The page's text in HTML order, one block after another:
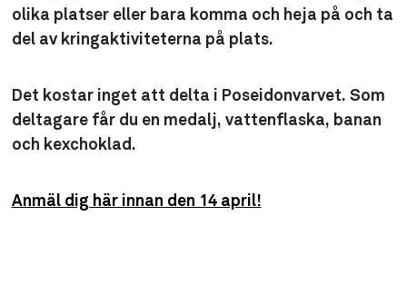
olika platser eller bara komma och heja på och ta
del av kringaktiviteterna på plats.
Det kostar inget att delta i Poseidonvarvet. Som
deltagare får du en medalj, vattenflaska, banan
och kexchoklad.
Anmäl dig här innan den 14 april!